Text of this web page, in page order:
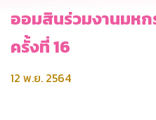
ออมสินร่วมงานมหก
ครั้งที่ 16
12 พ.ย. 2564